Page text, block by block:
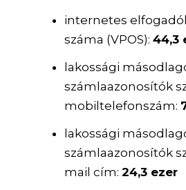
internetes
száma (VPOS):44,3
lakossági
számlaazonosítók
mobiltelefonszám:
lakossági
számlaazonosítók
mail cím:24,3 ezer